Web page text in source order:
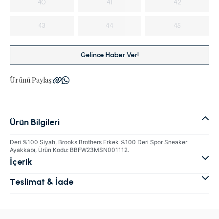
40 41 42
43 44 45
Gelince Haber Ver!
Ürünü Paylaş:
Ürün Bilgileri
Deri %100 Siyah, Brooks Brothers Erkek %100 Deri Spor Sneaker
Ayakkabı, Ürün Kodu: BBFW23MSN001112.
İçerik
Teslimat & İade